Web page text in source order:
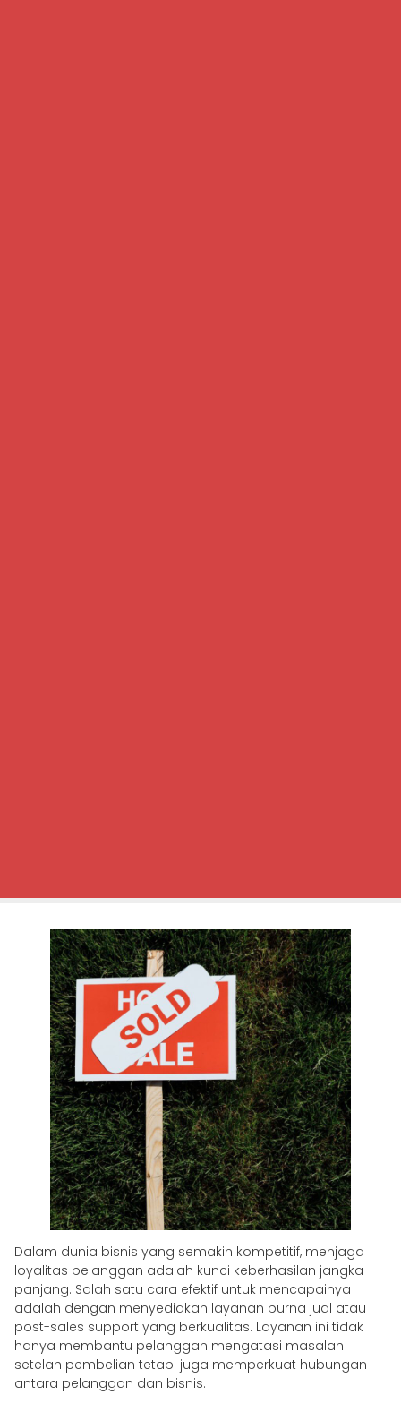
Dalam dunia bisnis yang semakin kompetitif, menjaga
loyalitas pelanggan adalah kunci keberhasilan jangka
panjang. Salah satu cara efektif untuk mencapainya
adalah dengan menyediakan layanan purna jual atau
post-sales support yang berkualitas. Layanan ini tidak
hanya membantu pelanggan mengatasi masalah
setelah pembelian tetapi juga memperkuat hubungan
antara pelanggan dan bisnis.